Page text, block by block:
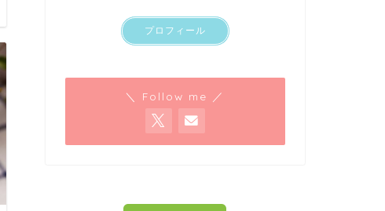
プロフィール
＼ Follow me ／